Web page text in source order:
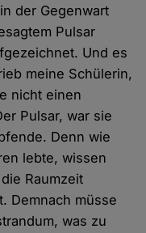
der Gegenwart
Pulsar
Und es
meine Schülerin,
nicht einen
Pulsar, war sie
Denn wie
lebte, wissen
Raumzeit
Demnach müsse
was zu